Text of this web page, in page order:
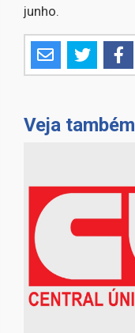
junho.
Veja também